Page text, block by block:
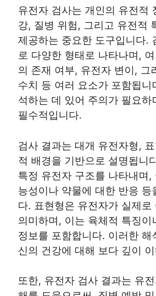
유전자 검사는 개인의 유전적
강, 질병 위험, 그리고 유전적
제공하는 중요한 도구입니다.
로 다양한 형태로 나타나며,
의 존재 여부, 유전자 변이, 그
수치 등 여러 요소가 포함됩니
석하는 데 있어 주의가 필요하
필수적입니다.
검사 결과는 대개 유전자형,
적 배경을 기반으로 설명됩니
특정 유전자 구조를 나타내며
능성이나 약물에 대한 반응 등
다. 표현형은 유전자가 실제로
의미하며, 이는 육체적 특징
정보를 포함합니다. 이러한
신의 건강에 대해 보다 깊이
또한, 유전자 검사 결과는 유